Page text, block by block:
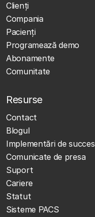
Clienţi
Compania
Pacienți
Programează demo
Abonamente
Comunitate
Resurse
Contact
Blogul
Implementări de succes
Comunicate de presa
Suport
Cariere
Statut
Sisteme PACS